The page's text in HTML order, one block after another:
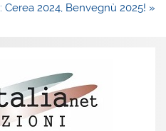
Cerea 2024, Benvegnù 2025! »